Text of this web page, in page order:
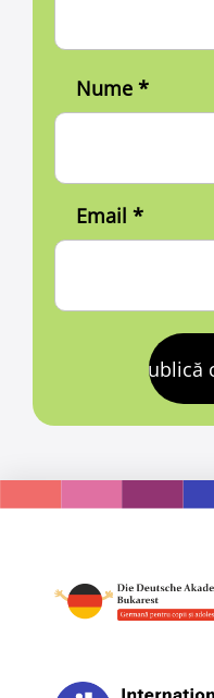
Nume *
Email *